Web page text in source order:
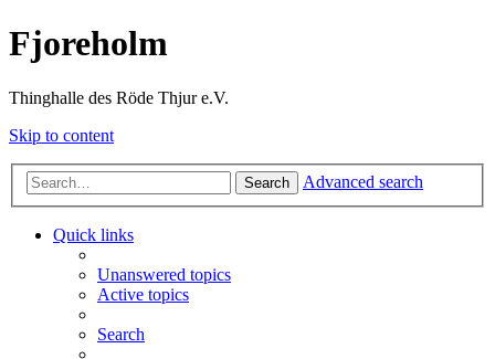
Fjoreholm
Thinghalle des Röde Thjur e.V.
Skip to content
Search Advanced search
Quick links
Unanswered topics
Active topics
Search